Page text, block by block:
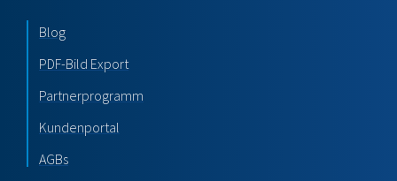
Blog
PDF-Bild Export
Partnerprogramm
Kundenportal
AGBs